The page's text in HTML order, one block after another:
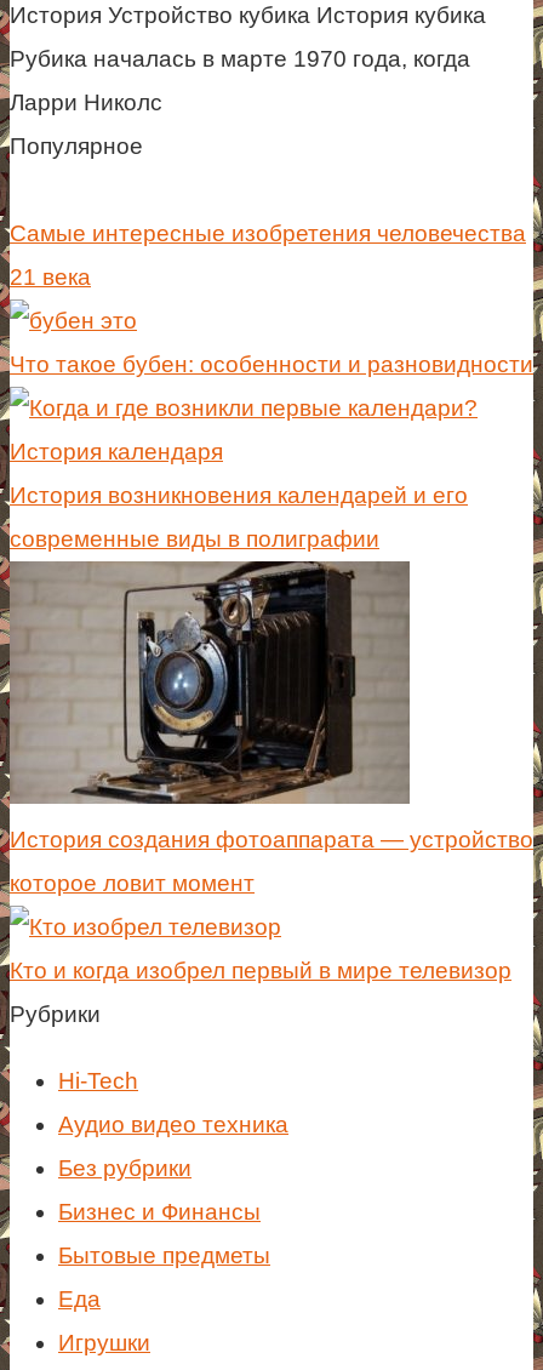
История Устройство кубика История кубика
Рубика началась в марте 1970 года, когда
Ларри Николс
Популярное
Самые интересные изобретения человечества
21 века
Что такое бубен: особенности и разновидности
История возникновения календарей и его
современные виды в полиграфии
История создания фотоаппарата — устройство
которое ловит момент
Кто и когда изобрел первый в мире телевизор
Рубрики
Hi-Tech
Аудио видео техника
Без рубрики
Бизнес и Финансы
Бытовые предметы
Еда
Игрушки